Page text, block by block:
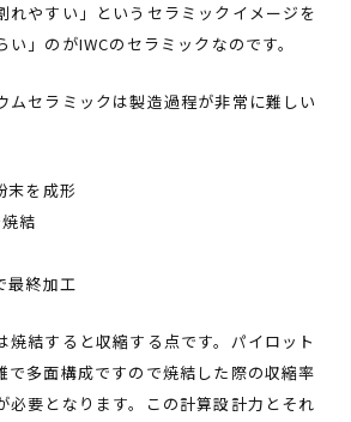
れやすい」というセラミックイメージを
」のがIWCのセラミックなのです。
ムセラミックは製造過程が非常に難しい
末を成形
結
最終加工
焼結すると収縮する点です。パイロット
で多面構成ですので焼結した際の収縮率
必要となります。この計算設計力とそれ